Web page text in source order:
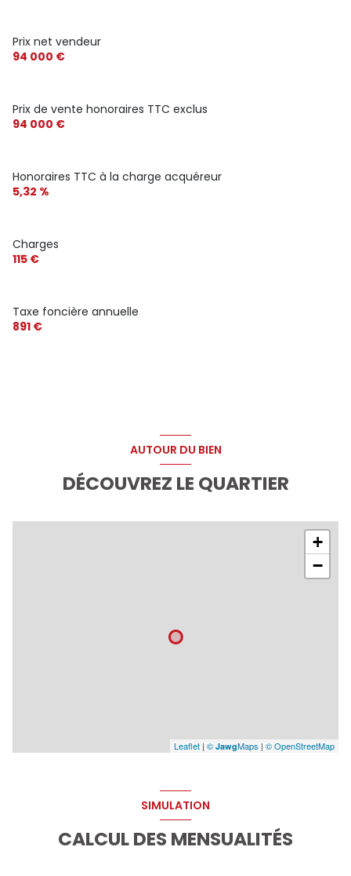
Prix net vendeur
94 000 €
Prix de vente honoraires TTC exclus
94 000 €
Honoraires TTC à la charge acquéreur
5,32 %
Charges
115 €
Taxe foncière annuelle
891 €
AUTOUR DU BIEN
DÉCOUVREZ LE QUARTIER
+
−
Leaflet | © JawgMaps | © OpenStreetMap
SIMULATION
CALCUL DES MENSUALITÉS